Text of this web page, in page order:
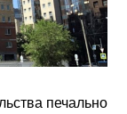
печально